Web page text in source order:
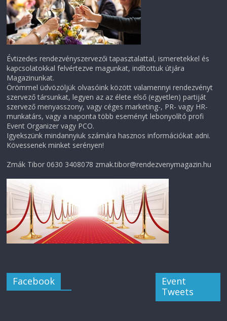
Évtizedes rendezvényszervezői tapasztalattal, ismeretekkel és
kapcsolatokkal felvértezve magunkat, indítottuk útjára
Magazinunkat.
Örömmel üdvözöljük olvasóink között valamennyi rendezvényt
szervező társunkat, legyen az az élete első (egyetlen) partiját
szervező menyasszony, vagy céges marketing-, PR- vagy HR-
munkatárs, vagy a naponta több eseményt lebonyolító profi
Event Organizer vagy PCO.
Igyekszünk mindannyiuk számára hasznos információkat adni.
Kövessenek minket serényen!
Zmák Tibor 0630 3408078 zmak.tibor@rendezvenymagazin.hu
Facebook
Event
Tweets